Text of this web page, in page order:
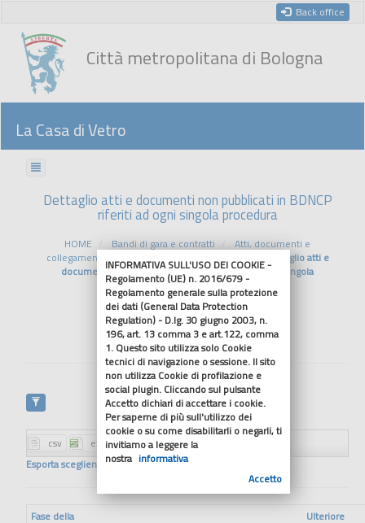
Back office
Città metropolitana di Bologna
La Casa di Vetro
Dettaglio atti e documenti non pubblicati in BDNCP
riferiti ad ogni singola procedura
HOME Bandi di gara e contratti
Atti, documenti e
collegamenti riferiti ad ogni singola procedura
Dettaglio atti e
documenti non pubblicati in BDNCP riferiti ad ogni singola
procedura
Riferimenti normativi
Esporta scegliendo il formato
Fase della
Ulteriore
INFORMATIVA SULL'USO DEI COOKIE -
Regolamento (UE) n. 2016/679 -
Regolamento generale sulla protezione
dei dati (General Data Protection
Regulation) - D.lg. 30 giugno 2003, n.
196, art. 13 comma 3 e art.122, comma
1. Questo sito utilizza solo Cookie
tecnici di navigazione o sessione. Il sito
non utilizza Cookie di profilazione e
social plugin. Cliccando sul pulsante
Accetto dichiari di accettare i cookie.
Per saperne di più sull'utilizzo dei
cookie o su come disabilitarli o negarli, ti
invitiamo a leggere la
nostra informativa
Accetto